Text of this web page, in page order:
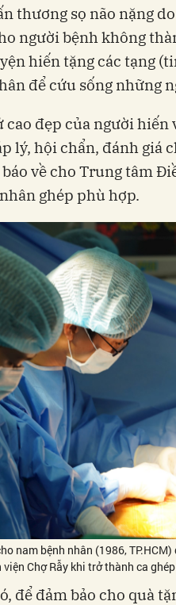
thương sọ não nặng
người bệnh không
hiến tặng các tạng
để cứu sống những
cao đẹp của người hiến
lý, hội chẩn, đánh giá
báo về cho Trung tâm
ghép phù hợp.
nam bệnh nhân (1986,
viện Chợ Rẫy khi trở thành ca
để đảm bảo cho quà